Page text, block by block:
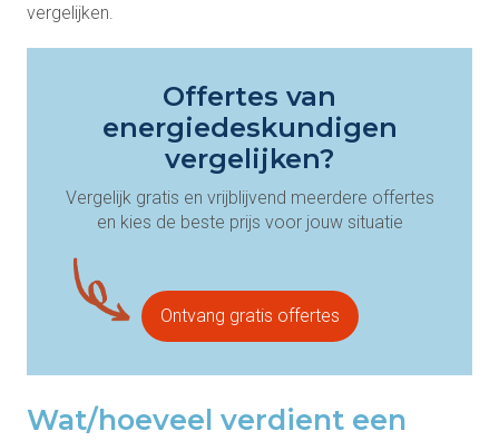
vergelijken.
Offertes van
energiedeskundigen
vergelijken?
Vergelijk gratis en vrijblijvend meerdere offertes
en kies de beste prijs voor jouw situatie
Ontvang gratis offertes
Wat/hoeveel verdient een